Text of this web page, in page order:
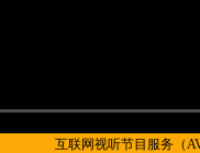
互联网视听节目服务（